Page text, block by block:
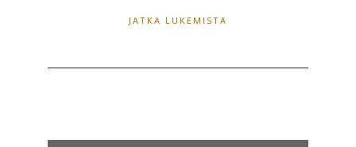
JATKA LUKEMISTA